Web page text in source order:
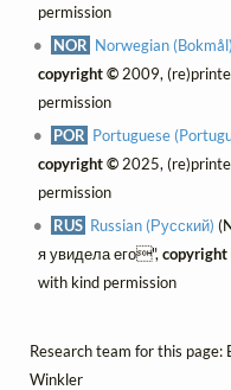
permission
NOR Norwegian (Bokmål)
copyright ©2009,
permission
POR Portuguese
copyright ©2025,
permission
RUS Russian (Русский)
я увидела его",
with kind permission
Research team for this page:
Winkler